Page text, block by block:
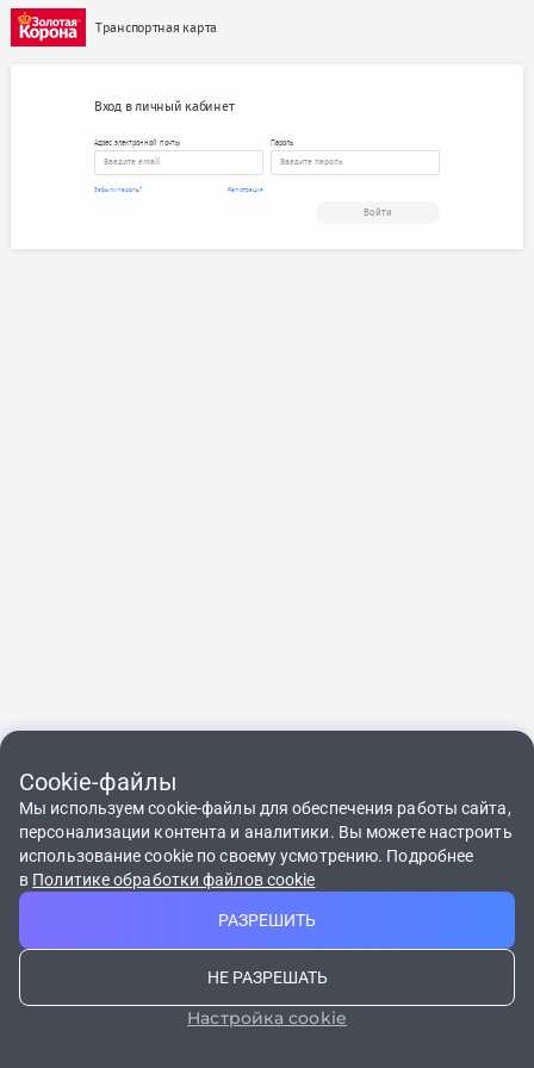
Транспортная карта
Вход в личный кабинет
Адрес электронной почты Пароль
Забыли пароль? Регистрация
Войти
О системе
События
Контакты
Документы
приложение
Получить
кассовый чек
8 800 200-55-75
Круглосуточно,
support-tk@korona.net
Политика обработки персональных данных
Cookie-файлы
Мы используем cookie-файлы для обеспечения работы сайта,
персонализации контента и аналитики. Вы можете настроить
использование cookie по своему усмотрению. Подробнее
в Политике обработки файлов cookie
РАЗРЕШИТЬ
НЕ РАЗРЕШАТЬ
Настройка cookie